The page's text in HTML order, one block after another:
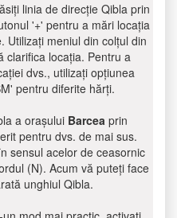
linia de direcție Qibla prin
'+' pentru a mări locația
Utilizați meniul din colțul din
clarifica locația. Pentru a
dvs., utilizați opțiunea
pentru diferite hărți.
a orașului Barcea prin
pentru dvs. de mai sus.
sensul acelor de ceasornic
(N). Acum vă puteți face
unghiul Qibla.